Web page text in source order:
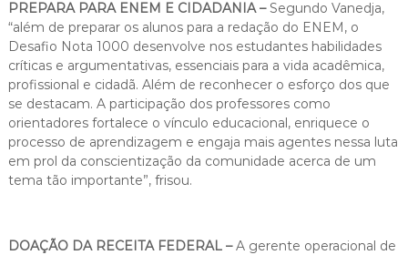
PREPARA PARA ENEM E CIDADANIA –Segundo Vanedja,
“além de preparar os alunos para a redação do ENEM, o
Desafio Nota 1000 desenvolve nos estudantes habilidades
críticas e argumentativas, essenciais para a vida acadêmica,
profissional e cidadã. Além de reconhecer o esforço dos que
se destacam. A participação dos professores como
orientadores fortalece o vínculo educacional, enriquece o
processo de aprendizagem e engaja mais agentes nessa luta
em prol da conscientização da comunidade acerca de um
tema tão importante”, frisou.
DOAÇÃO DA RECEITA FEDERAL –A gerente operacional de